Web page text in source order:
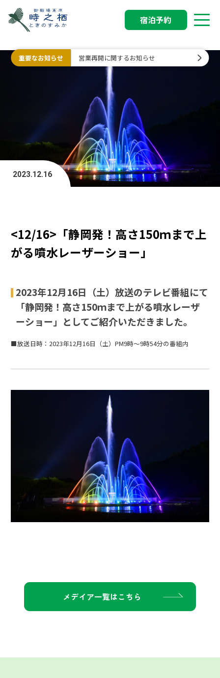
重要なお知らせ 営業再開に関するお知らせ
宿泊予約
2023.12.16
<12/16>「静岡発！高さ150ｍまで上
がる噴水レーザーショー」
2023年12月16日（土）放送のテレビ番組にて
「静岡発！高さ150ｍまで上がる噴水レーザ
ーショー」としてご紹介いただきました。
■放送日時：2023年12月16日（土）PM9時～9時54分の番組内
メデイア一覧はこちら